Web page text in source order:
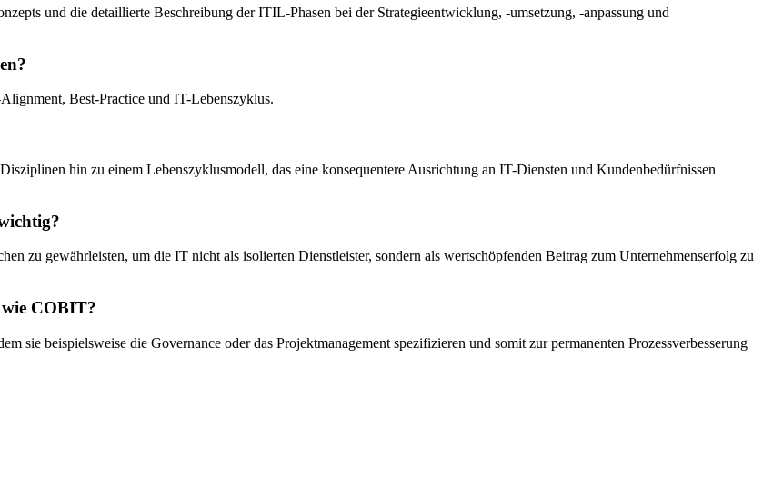
und die detaillierte Beschreibung der ITIL-Phasen bei der Strategieentwicklung, -umsetzung, -anpassung und
Best-Practice und IT-Lebenszyklus.
hin zu einem Lebenszyklusmodell, das eine konsequentere Ausrichtung an IT-Diensten und Kundenbedürfnissen
zu gewährleisten, um die IT nicht als isolierten Dienstleister, sondern als wertschöpfenden Beitrag zum Unternehmenserfolg zu
wie COBIT?
beispielsweise die Governance oder das Projektmanagement spezifizieren und somit zur permanenten Prozessverbesserung